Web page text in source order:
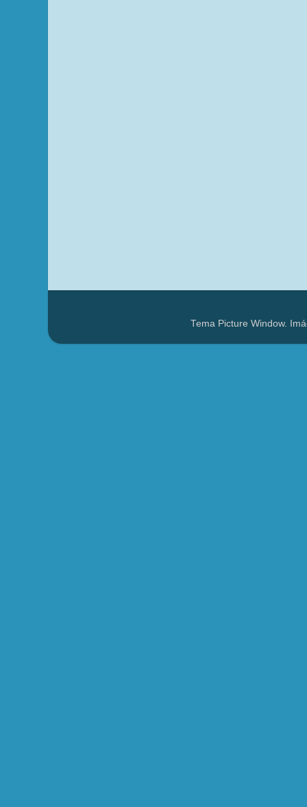
Tema Picture Window.